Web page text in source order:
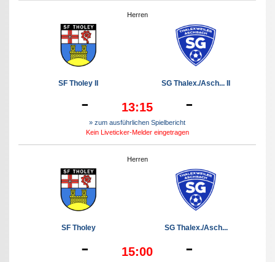
Herren
SF Tholey II SG Thalex./Asch... II
- 13:15 -
» zum ausführlichen Spielbericht
Kein Liveticker-Melder eingetragen
Herren
SF Tholey SG Thalex./Asch...
- 15:00 -